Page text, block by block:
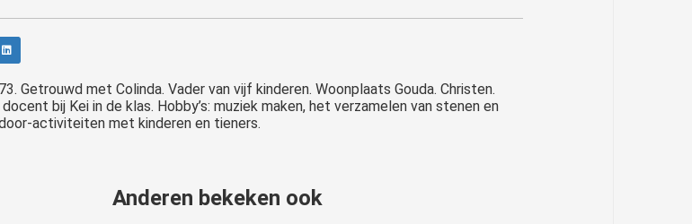
Getrouwd met Colinda. Vader van vijf kinderen. Woonplaats Gouda. Christen.
bij Kei in de klas. Hobby’s: muziek maken, het verzamelen van stenen en
activiteiten met kinderen en tieners.
Anderen bekeken ook